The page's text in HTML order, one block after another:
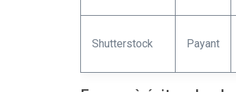
Shutterstock Payant